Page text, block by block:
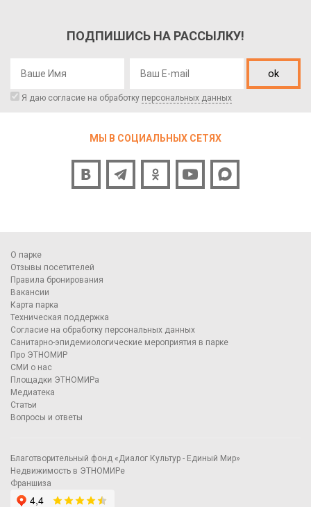
ПОДПИШИСЬ НА РАССЫЛКУ!
ok
Я даю согласие на обработку персональных данных
МЫ В СОЦИАЛЬНЫХ СЕТЯХ
О парке
Отзывы посетителей
Правила бронирования
Вакансии
Карта парка
Техническая поддержка
Согласие на обработку персональных данных
Санитарно-эпидемиологические мероприятия в парке
Про ЭТНОМИР
СМИ о нас
Площадки ЭТНОМИРа
Медиатека
Статьи
Вопросы и ответы
Благотворительный фонд «Диалог Культур - Единый Мир»
Недвижимость в ЭТНОМИРе
Франшиза